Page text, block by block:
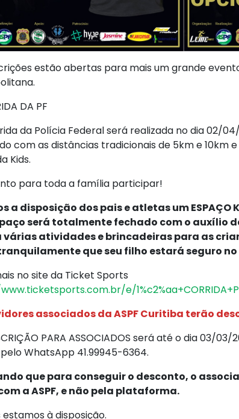
estão abertas para mais um grande
DA PF
da Polícia Federal será realizada no dia 02/
com as distâncias tradicionais de 5km e 10km
Kids.
para toda a família participar!
a disposição dos pais e atletas um ESPAÇO
será totalmente fechado com o auxílio
várias atividades e brincadeiras para as
que seu filho estará seguro no
no site da Ticket Sports
e/
associados da ASPF Curitiba terão
PARA ASSOCIADOS será até o dia 03/
pelo WhatsApp 41.99945-6364.
que para conseguir o desconto, o
a ASPF, e não pela plataforma.
estamos à disposição.